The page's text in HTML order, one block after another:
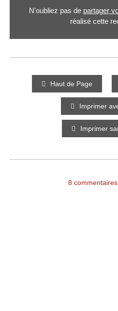
N'oubliez pas de partager
réalisé cette
Haut de Page
Imprimer
Imprimer
8 commentaires